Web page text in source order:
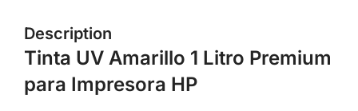
Description
Tinta UV Amarillo 1 Litro Premium
para Impresora HP